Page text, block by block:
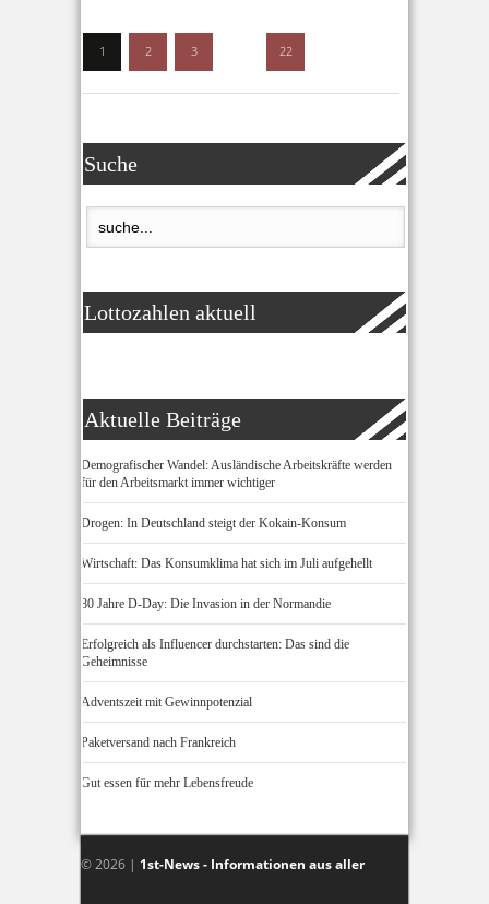
1 2 3 22
Suche
Lottozahlen aktuell
Aktuelle Beiträge
Demografischer Wandel: Ausländische Arbeitskräfte werden
für den Arbeitsmarkt immer wichtiger
Drogen: In Deutschland steigt der Kokain-Konsum
Wirtschaft: Das Konsumklima hat sich im Juli aufgehellt
80 Jahre D-Day: Die Invasion in der Normandie
Erfolgreich als Influencer durchstarten: Das sind die
Geheimnisse
Adventszeit mit Gewinnpotenzial
Paketversand nach Frankreich
Gut essen für mehr Lebensfreude
© 2026 | 1st-News - Informationen aus aller